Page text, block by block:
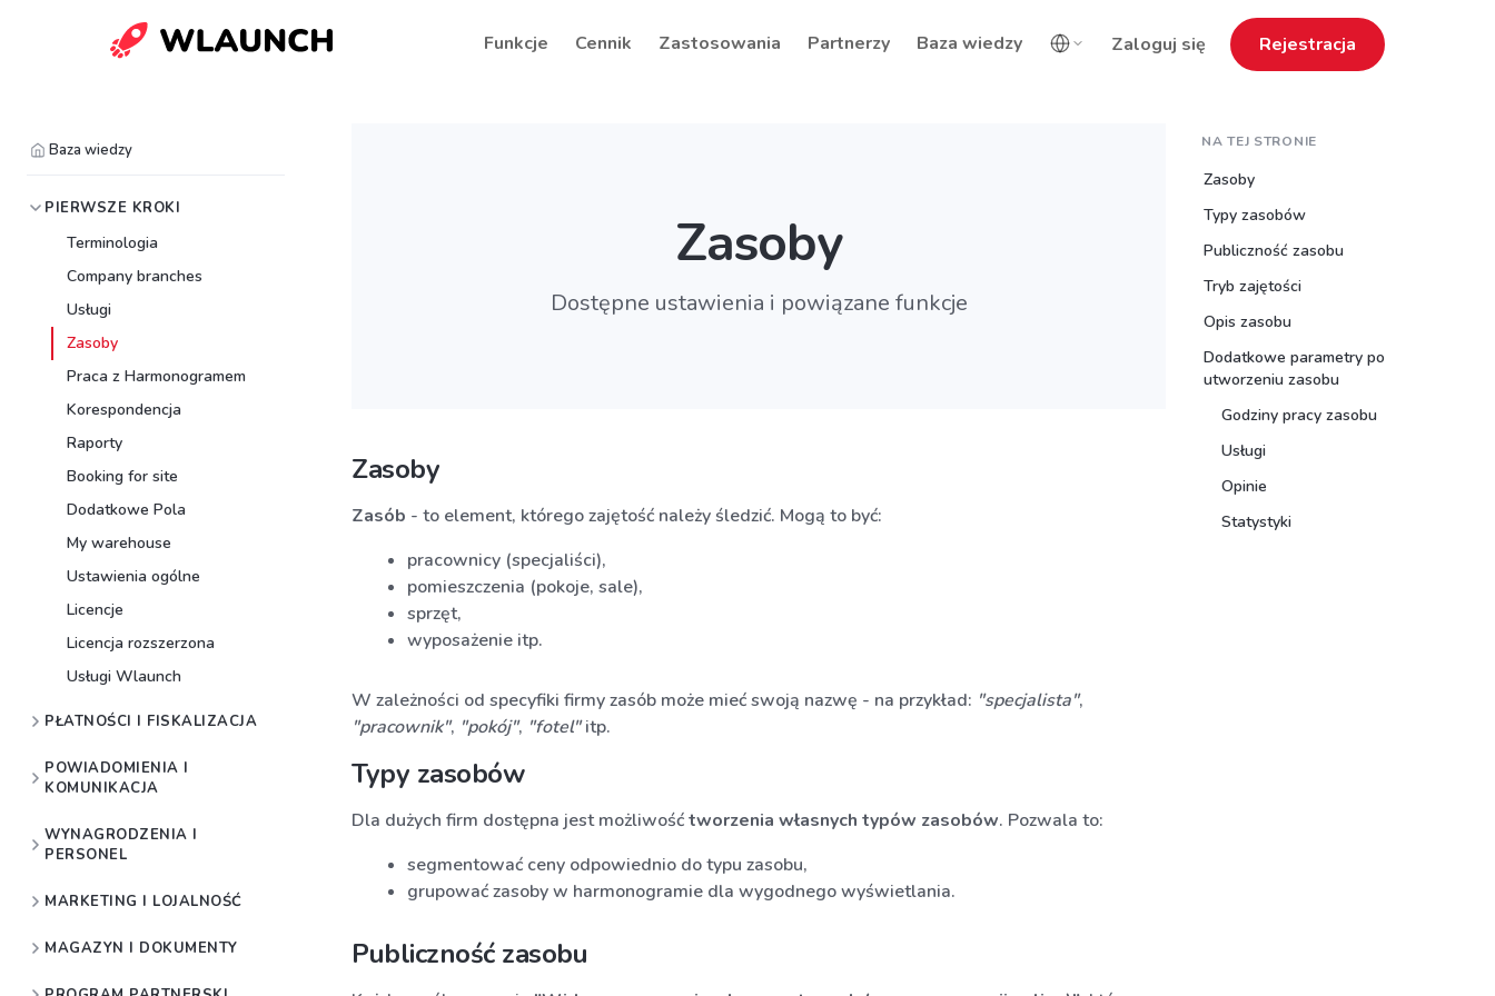
Zaloguj się Rejestracja
Funkcje Cennik Zastosowania Partnerzy Baza wiedzy
Baza wiedzy
PIERWSZE KROKI
Terminologia
Company branches
Usługi
Zasoby
Praca z Harmonogramem
Korespondencja
Raporty
Booking for site
Dodatkowe Pola
My warehouse
Ustawienia ogólne
Licencje
Licencja rozszerzona
Usługi Wlaunch
PŁATNOŚCI I FISKALIZACJA
POWIADOMIENIA I
KOMUNIKACJA
WYNAGRODZENIA I
PERSONEL
MARKETING I LOJALNOŚĆ
MAGAZYN I DOKUMENTY
Zasoby
Dostępne ustawienia i powiązane funkcje
Zasoby
Zasób - to element, którego zajętość należy śledzić. Mogą to być:
pracownicy (specjaliści),
pomieszczenia (pokoje, sale),
sprzęt,
wyposażenie itp.
W zależności od specyfiki firmy zasób może mieć swoją nazwę - na przykład: "specjalista",
"pracownik", "pokój", "fotel"itp.
Typy zasobów
Dla dużych firm dostępna jest możliwośćtworzenia własnych typów zasobów. Pozwala to:
segmentować ceny odpowiednio do typu zasobu,
grupować zasoby w harmonogramie dla wygodnego wyświetlania.
Publiczność zasobu
NA TEJ STRONIE
Zasoby
Typy zasobów
Publiczność zasobu
Tryb zajętości
Opis zasobu
Dodatkowe parametry po
utworzeniu zasobu
Godziny pracy zasobu
Usługi
Opinie
Statystyki